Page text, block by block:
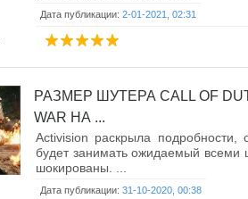
Дата публикации: 2-01-2021, 02:31
РАЗМЕР ШУТЕРА CALL OF
WAR НА ...
Activision раскрыла
будет занимать ожидаемый всеми
шокированы. ...
Дата публикации: 31-10-2020, 00:38